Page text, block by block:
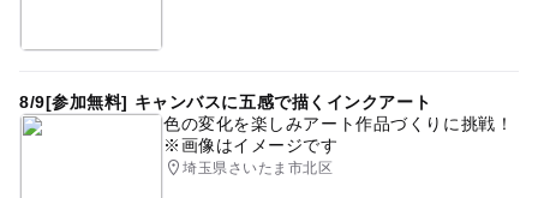
8/9[参加無料] キャンバスに五感で描くインクアート
色の変化を楽しみアート作品づくりに挑戦！
※画像はイメージです
埼玉県さいたま市北区